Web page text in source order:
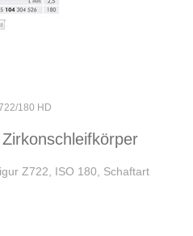
180 HD
Zirkonschleifkörper
Z722, ISO 180, Schaftart